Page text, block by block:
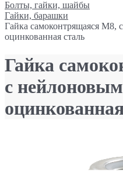
Болты, гайки, шайбы
Гайки, барашки
Гайка самоконтрящаяся М8,
оцинкованная сталь
Гайка
с